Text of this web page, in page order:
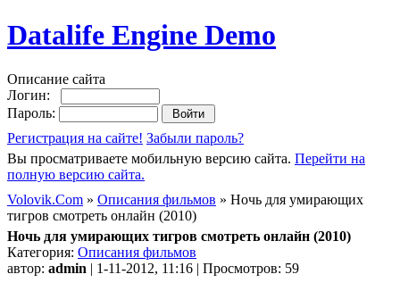
Datalife Engine Demo
Описание сайта
Логин:
Пароль:
Регистрация на сайте! Забыли пароль?
Вы просматриваете мобильную версию сайта. Перейти на
полную версию сайта.
Volovik.Com » Описания фильмов » Ночь для умирающих
тигров смотреть онлайн (2010)
Ночь для умирающих тигров смотреть онлайн (2010)
Категория: Описания фильмов
автор: admin | 1-11-2012, 11:16 | Просмотров: 59